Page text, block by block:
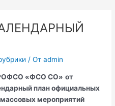
/ Отadmin
«ФСО СО» от
план официальных
мероприятий